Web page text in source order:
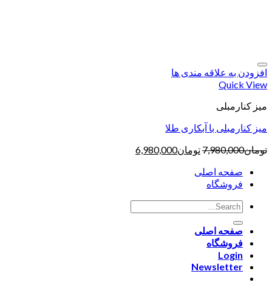
افزودن به علاقه مندی ها
Quick View
میز کنارمبلی
میز کنارمبلی با آبکاری طلا
تومان7,980,000تومان6,980,000
صفحه اصلی
فروشگاه
صفحه اصلی
فروشگاه
Login
Newsletter